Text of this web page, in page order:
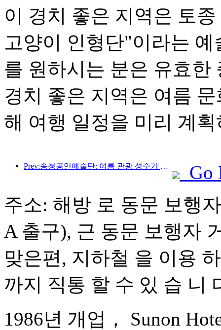
이 경치 좋은 지역은 토
고양이 인형단"이라는
를 원하시는 분은 유효한
경치 좋은 지역은 여름
해 여행 일정을 미리 계
Prev:송청공연예술단: 여름 관광 성수기 시장 및 이벤트 콘텐츠 준비
Go
주소: 해방 로 동문 보행
A 출구), 근 동문 보행자
맞은편, 지하철 을 이용
까지 직통 할 수 있 습 니
1986년 개업， Sunon